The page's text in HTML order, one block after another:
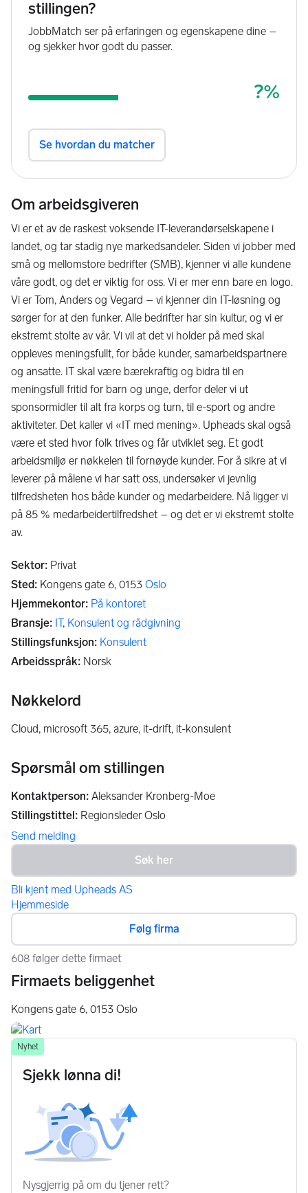
Om arbeidsgiveren
Vi er et av de raskest voksende IT-leverandørselskapene i
landet, og tar stadig nye markedsandeler. Siden vi jobber med
små og mellomstore bedrifter (SMB), kjenner vi alle kundene
våre godt, og det er viktig for oss. Vi er mer enn bare en logo.
Vi er Tom, Anders og Vegard – vi kjenner din IT-løsning og
sørger for at den funker. Alle bedrifter har sin kultur, og vi er
ekstremt stolte av vår. Vi vil at det vi holder på med skal
oppleves meningsfullt, for både kunder, samarbeidspartnere
og ansatte. IT skal være bærekraftig og bidra til en
meningsfull fritid for barn og unge, derfor deler vi ut
sponsormidler til alt fra korps og turn, til e-sport og andre
aktiviteter. Det kaller vi «IT med mening». Upheads skal også
være et sted hvor folk trives og får utviklet seg. Et godt
arbeidsmiljø er nøkkelen til fornøyde kunder. For å sikre at vi
leverer på målene vi har satt oss, undersøker vi jevnlig
tilfredsheten hos både kunder og medarbeidere. Nå ligger vi
på 85 % medarbeidertilfredshet – og det er vi ekstremt stolte
av.
Sektor: Privat
Sted: Kongens gate 6, 0153 Oslo
Hjemmekontor: På kontoret
Bransje: IT, Konsulent og rådgivning
Stillingsfunksjon: Konsulent
Arbeidsspråk: Norsk
Nøkkelord
cloud, microsoft 365, azure, it-drift, it-konsulent
Spørsmål om stillingen
Kontaktperson: Aleksander Kronberg-Moe
Stillingstittel: Regionsleder Oslo
Send melding
Bli kjent med Upheads AS
Hjemmeside
Følg firma
608 følger dette firmaet
Firmaets beliggenhet
Kongens gate 6, 0153 Oslo